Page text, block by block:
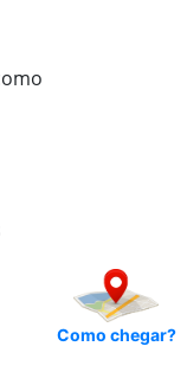
Como chegar?